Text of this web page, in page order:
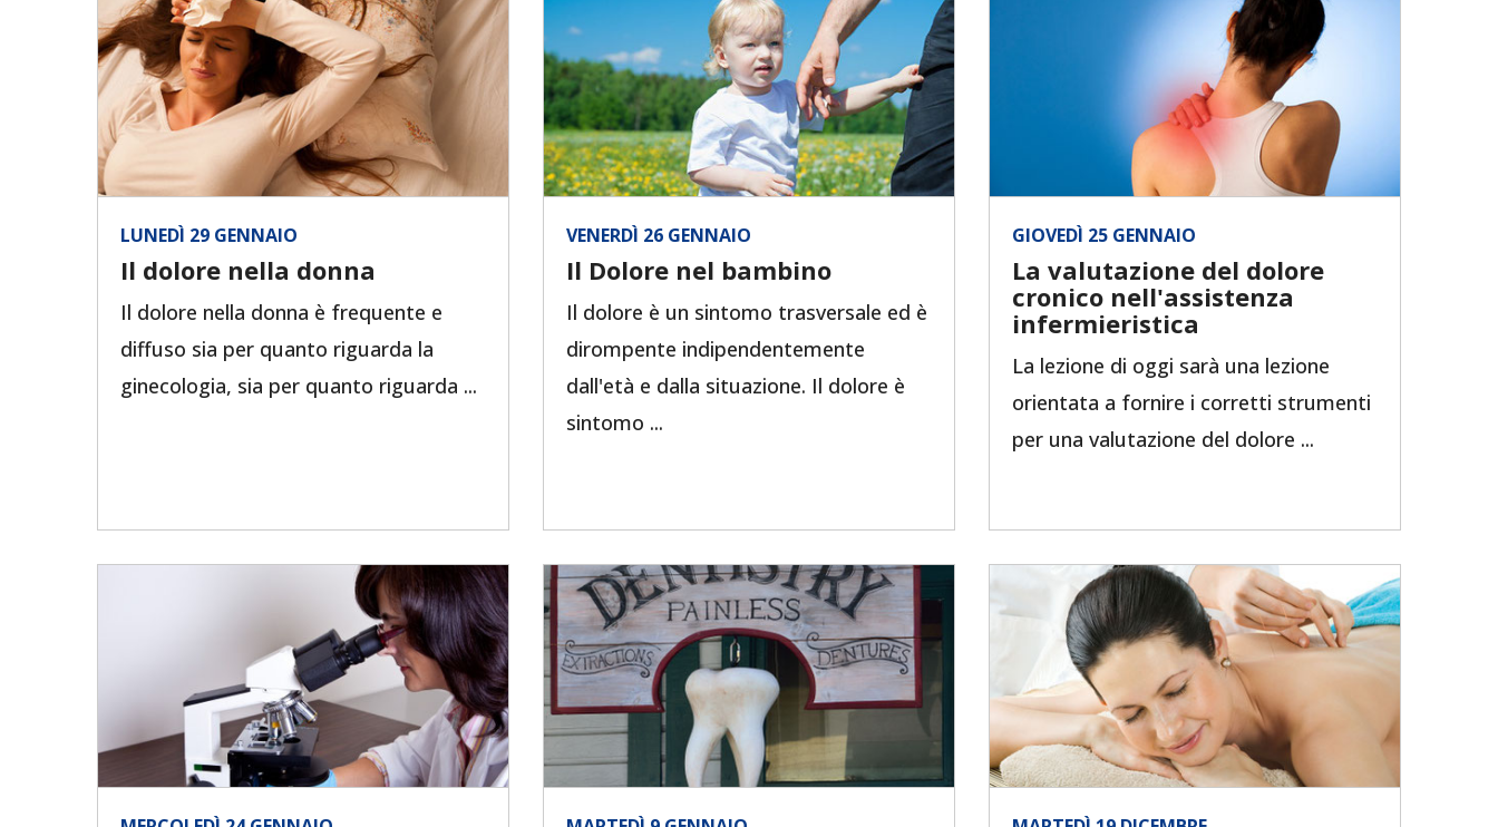
LUNEDÌ 29 GENNAIO
Il dolore nella donna
Il dolore nella donna è frequente e
diffuso sia per quanto riguarda la
ginecologia, sia per quanto riguarda ...
VENERDÌ 26 GENNAIO
Il Dolore nel bambino
Il dolore è un sintomo trasversale ed è
dirompente indipendentemente
dall'età e dalla situazione. Il dolore è
sintomo ...
GIOVEDÌ 25 GENNAIO
La valutazione del dolore
cronico nell'assistenza
infermieristica
La lezione di oggi sarà una lezione
orientata a fornire i corretti strumenti
per una valutazione del dolore ...